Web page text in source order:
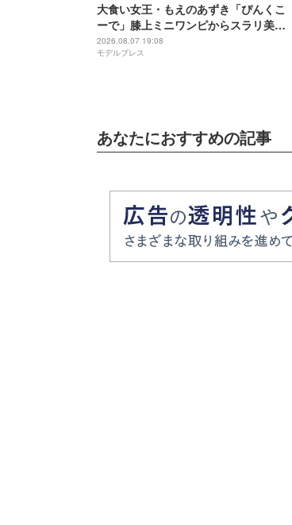
大食い女王・もえのあずき「ぴんくこ
ーで」膝上ミニワンピからスラリ美脚
「スタイル良くて脚が綺麗」「お人形
さんみたい」
2026.08.07 19:08
モデルプレス
あなたにおすすめの記事